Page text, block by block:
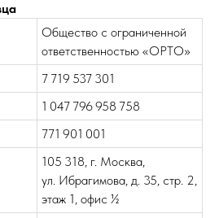
Общество с ограниченной
ответственностью «ОРТО»
7 719 537 301
1 047 796 958 758
771 901 001
105 318, г. Москва,
ул. Ибрагимова, д. 35, стр. 2,
этаж 1, офис ½